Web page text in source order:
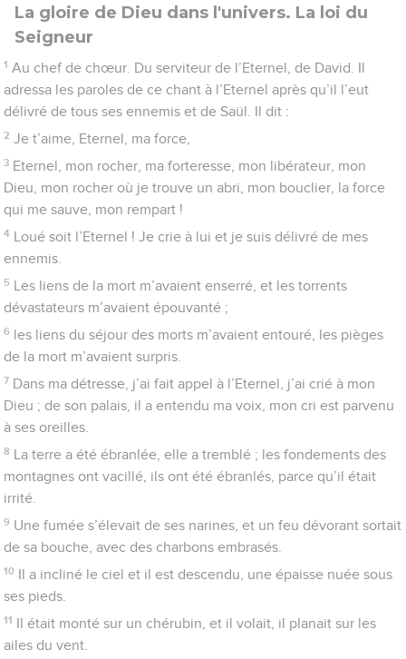
La terre a été ébranlée, elle a tremblé ; les fondements des
montagnes ont vacillé, ils ont été ébranlés, parce qu’il était
irrité.
9 Une fumée s’élevait de ses narines, et un feu dévorant sortait
de sa bouche, avec des charbons embrasés.
10
Il a incliné le ciel et il est descendu, une épaisse nuée sous
ses pieds.
11 Il était monté sur un chérubin, et il volait, il planait sur les
ailes du vent.
12
Il faisait des ténèbres sa retraite, sa tente autour de lui :
c’étaient des eaux obscures, de sombres nuages.
13
Une lumière éclatante le précédait, d’où provenaient ses
nuées, de la grêle et des charbons de feu.
14 L’Eternel a tonné dans le ciel, le Très-Haut a fait retentir sa
voix, avec la grêle et les charbons de feu.
15 Il a lancé ses flèches et dispersé mes ennemis, il a multiplié
les éclairs et les a mis en déroute.
16 Le fond des océans est apparu, les fondements du monde
ont été découverts à ta menace, Eternel, au souffle de tes
narines.
17 Il est intervenu d’en haut, il m’a pris, il m’a retiré des grandes
eaux,
18 il m’a délivré de mon adversaire puissant, de mes ennemis
qui étaient plus forts que moi.
19 Ils m’avaient surpris lorsque j’étais dans la détresse, mais
l’Eternel a été mon appui.
20 Il m’a mis au large, il m’a sauvé, parce qu’il m’aime.